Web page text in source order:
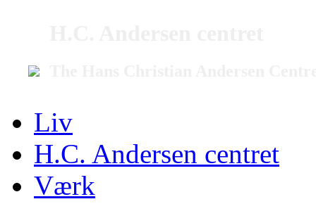
Liv
H.C. Andersen centret
Værk